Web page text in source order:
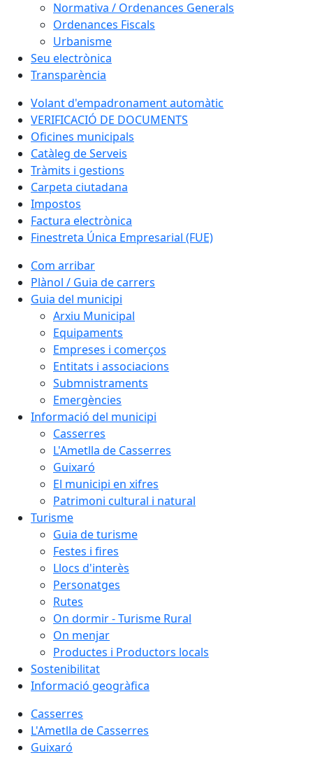
Normativa / Ordenances Generals
Ordenances Fiscals
Urbanisme
Seu electrònica
Transparència
Volant d'empadronament automàtic
VERIFICACIÓ DE DOCUMENTS
Oficines municipals
Catàleg de Serveis
Tràmits i gestions
Carpeta ciutadana
Impostos
Factura electrònica
Finestreta Única Empresarial (FUE)
Com arribar
Plànol / Guia de carrers
Guia del municipi
Arxiu Municipal
Equipaments
Empreses i comerços
Entitats i associacions
Submnistraments
Emergències
Informació del municipi
Casserres
L'Ametlla de Casserres
Guixaró
El municipi en xifres
Patrimoni cultural i natural
Turisme
Guia de turisme
Festes i fires
Llocs d'interès
Personatges
Rutes
On dormir - Turisme Rural
On menjar
Productes i Productors locals
Sostenibilitat
Informació geogràfica
Casserres
L'Ametlla de Casserres
Guixaró